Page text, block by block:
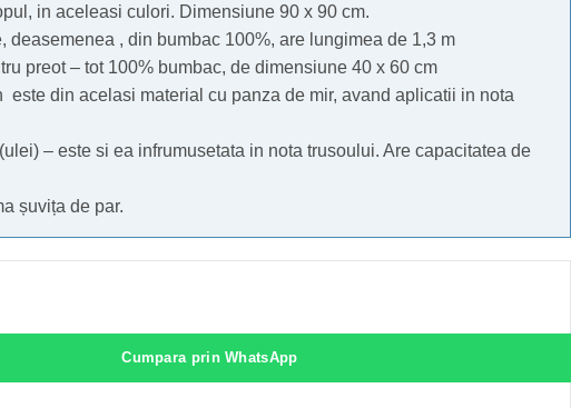
in aceleasi culori. Dimensiune 90 x 90 cm.
deasemenea , din bumbac 100%, are lungimea de 1,3 m
preot – tot 100% bumbac, de dimensiune 40 x 60 cm
este din acelasi material cu panza de mir, avand aplicatii in nota
– este si ea infrumusetata in nota trusoului. Are capacitatea de
șuvița de par.
Cumpara prin WhatsApp